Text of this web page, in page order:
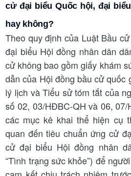
cử đại biểu Quốc hội, đại
hay không?
Theo quy định của Luật Bầu
đại biểu Hội đồng nhân dân
cử không bao gồm giấy khám
dẫn của Hội đồng bầu cử quốc
lý lịch và Tiểu sử tóm tắt của
số 02, 03/HĐBC-QH và 06,
các mục kê khai thể hiện cụ
quan đến tiêu chuẩn ứng cử
cử đại biểu Hội đồng nhân
“Tình trạng sức khỏe”) để